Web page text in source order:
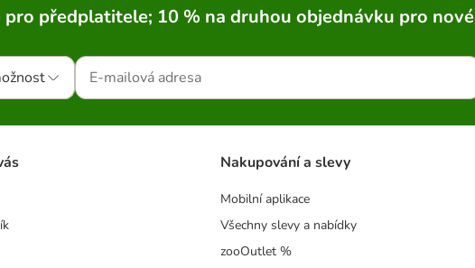
předplatitele; 10 % na druhou objednávku pro nové
Nakupování a slevy
Mobilní aplikace
Všechny slevy a nabídky
zooOutlet %